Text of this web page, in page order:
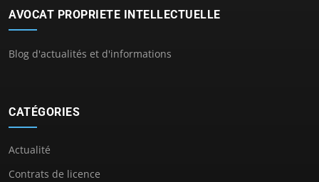
AVOCAT PROPRIETE INTELLECTUELLE
Blog d'actualités et d'informations
CATÉGORIES
Actualité
Contrats de licence